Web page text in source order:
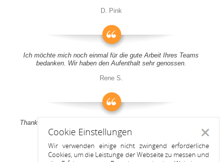
D. Pink
Ich möchte mich noch einmal für die gute Arbeit Ihres Teams
bedanken. Wir haben den Aufenthalt sehr genossen.
Rene S.
Thank you all for your support! It was a pleasure to stay at your
apartment
Anitah S.
Cookie Einstellungen
Wir verwenden einige nicht zwingend erforderliche
Cookies, um die Leistunge der Webseite zu messen und